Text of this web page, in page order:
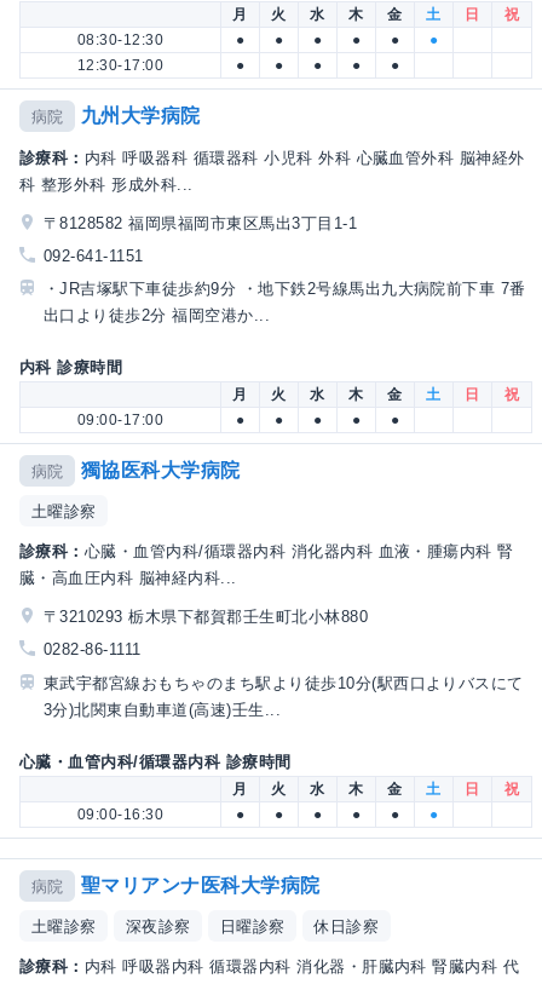
月 火 水 木 金 土 日
祝
08:30-12:30
● ● ● ● ●
●
12:30-17:00
● ● ● ● ●
病院 九州大学病院
診療科： 内科 呼吸器科 循環器科 小児科 外科 心臓血管外科 脳神経外
科 整形外科 形成外科...
〒8128582 福岡県福岡市東区馬出3丁目1-1
092-641-1151
・JR吉塚駅下車徒歩約9分 ・地下鉄2号線馬出九大病院前下車 7番
出口より徒歩2分 福岡空港か...
内科 診療時間
月 火 水 木 金 土 日
祝
09:00-17:00
● ● ● ● ●
病院 獨協医科大学病院
土曜診察
診療科： 心臓・血管内科/循環器内科 消化器内科 血液・腫瘍内科 腎
臓・高血圧内科 脳神経内科...
〒3210293 栃木県下都賀郡壬生町北小林880
0282-86-1111
東武宇都宮線おもちゃのまち駅より徒歩10分(駅西口よりバスにて
3分)北関東自動車道(高速)壬生...
心臓・血管内科/循環器内科 診療時間
月 火 水 木 金 土 日
祝
09:00-16:30
● ● ● ● ● ●
病院 聖マリアンナ医科大学病院
土曜診察 深夜診察 日曜診察 休日診察
診療科： 内科 呼吸器内科 循環器内科 消化器・肝臓内科 腎臓内科 代